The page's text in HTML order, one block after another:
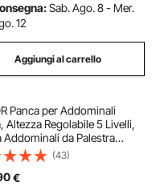
Sab. Ago. 8 - Mer.
12
Aggiungi al carrello
Panca per Addominali
Altezza Regolabile 5 Livelli,
Addominali da Palestra
mm, Allenamento
Capacità di Carico 226
Fitness Muscolare del Corpo
(43)
€